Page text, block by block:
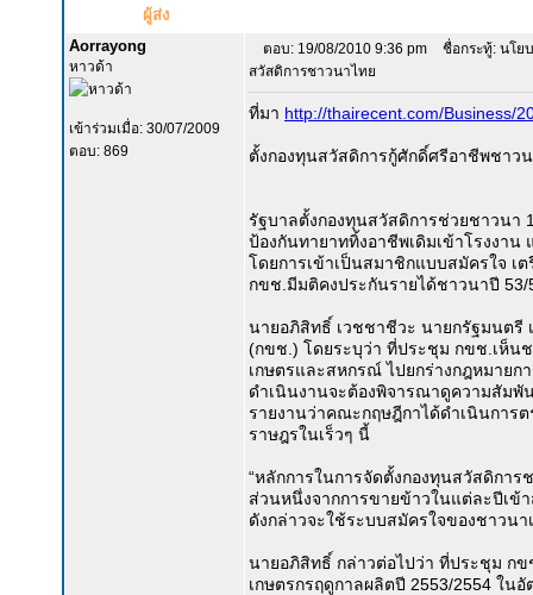
ผู้ส่ง
Aorrayong
หาวด้า
เข้าร่วมเมื่อ: 30/07/2009
ตอบ: 869
ตอบ: 19/08/2010 9:36 pm
ชื่อกระทู้: นโย
สวัสดิการชาวนาไทย
ที่มา http://thairecent.com/Business/
ตั้งกองทุนสวัสดิการกู้ศักดิ์ศรีอาชีพชาว
รัฐบาลตั้งกองทุนสวัสดิการช่วยชาวนา
ป้องกันทายาททิ้งอาชีพเดิมเข้าโรงงา
โดยการเข้าเป็นสมาชิกแบบสมัครใจ เ
กขช.มีมติคงประกันรายได้ชาวนาปี 53/
นายอภิสิทธิ์ เวชชาชีวะ นายกรัฐมนตรี
(กขช.) โดยระบุว่า ที่ประชุม กขช.เห็น
เกษตรและสหกรณ์ ไปยกร่างกฎหมาย
ดำเนินงานจะต้องพิจารณาดูความสัมพั
รายงานว่าคณะกฤษฎีกาได้ดำเนินการต
ราษฎรในเร็วๆ นี้
“หลักการในการจัดตั้งกองทุนสวัสดิกา
ส่วนหนึ่งจากการขายข้าวในแต่ละปีเข้
ดังกล่าวจะใช้ระบบสมัครใจของชาวนา
นายอภิสิทธิ์ กล่าวต่อไปว่า ที่ประชุม ก
เกษตรกรฤดูกาลผลิตปี 2553/2554 ใน